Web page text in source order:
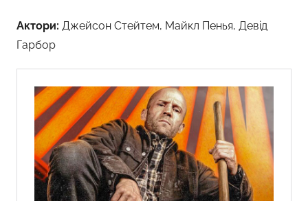
Актори: Джейсон Стейтем, Майкл Пенья, Девід
Гарбор